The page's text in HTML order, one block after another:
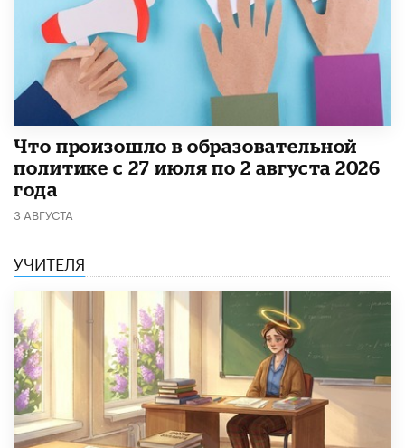
​Что произошло в образовательной
политике с 27 июля по 2 августа 2026
года
3 АВГУСТА
УЧИТЕЛЯ